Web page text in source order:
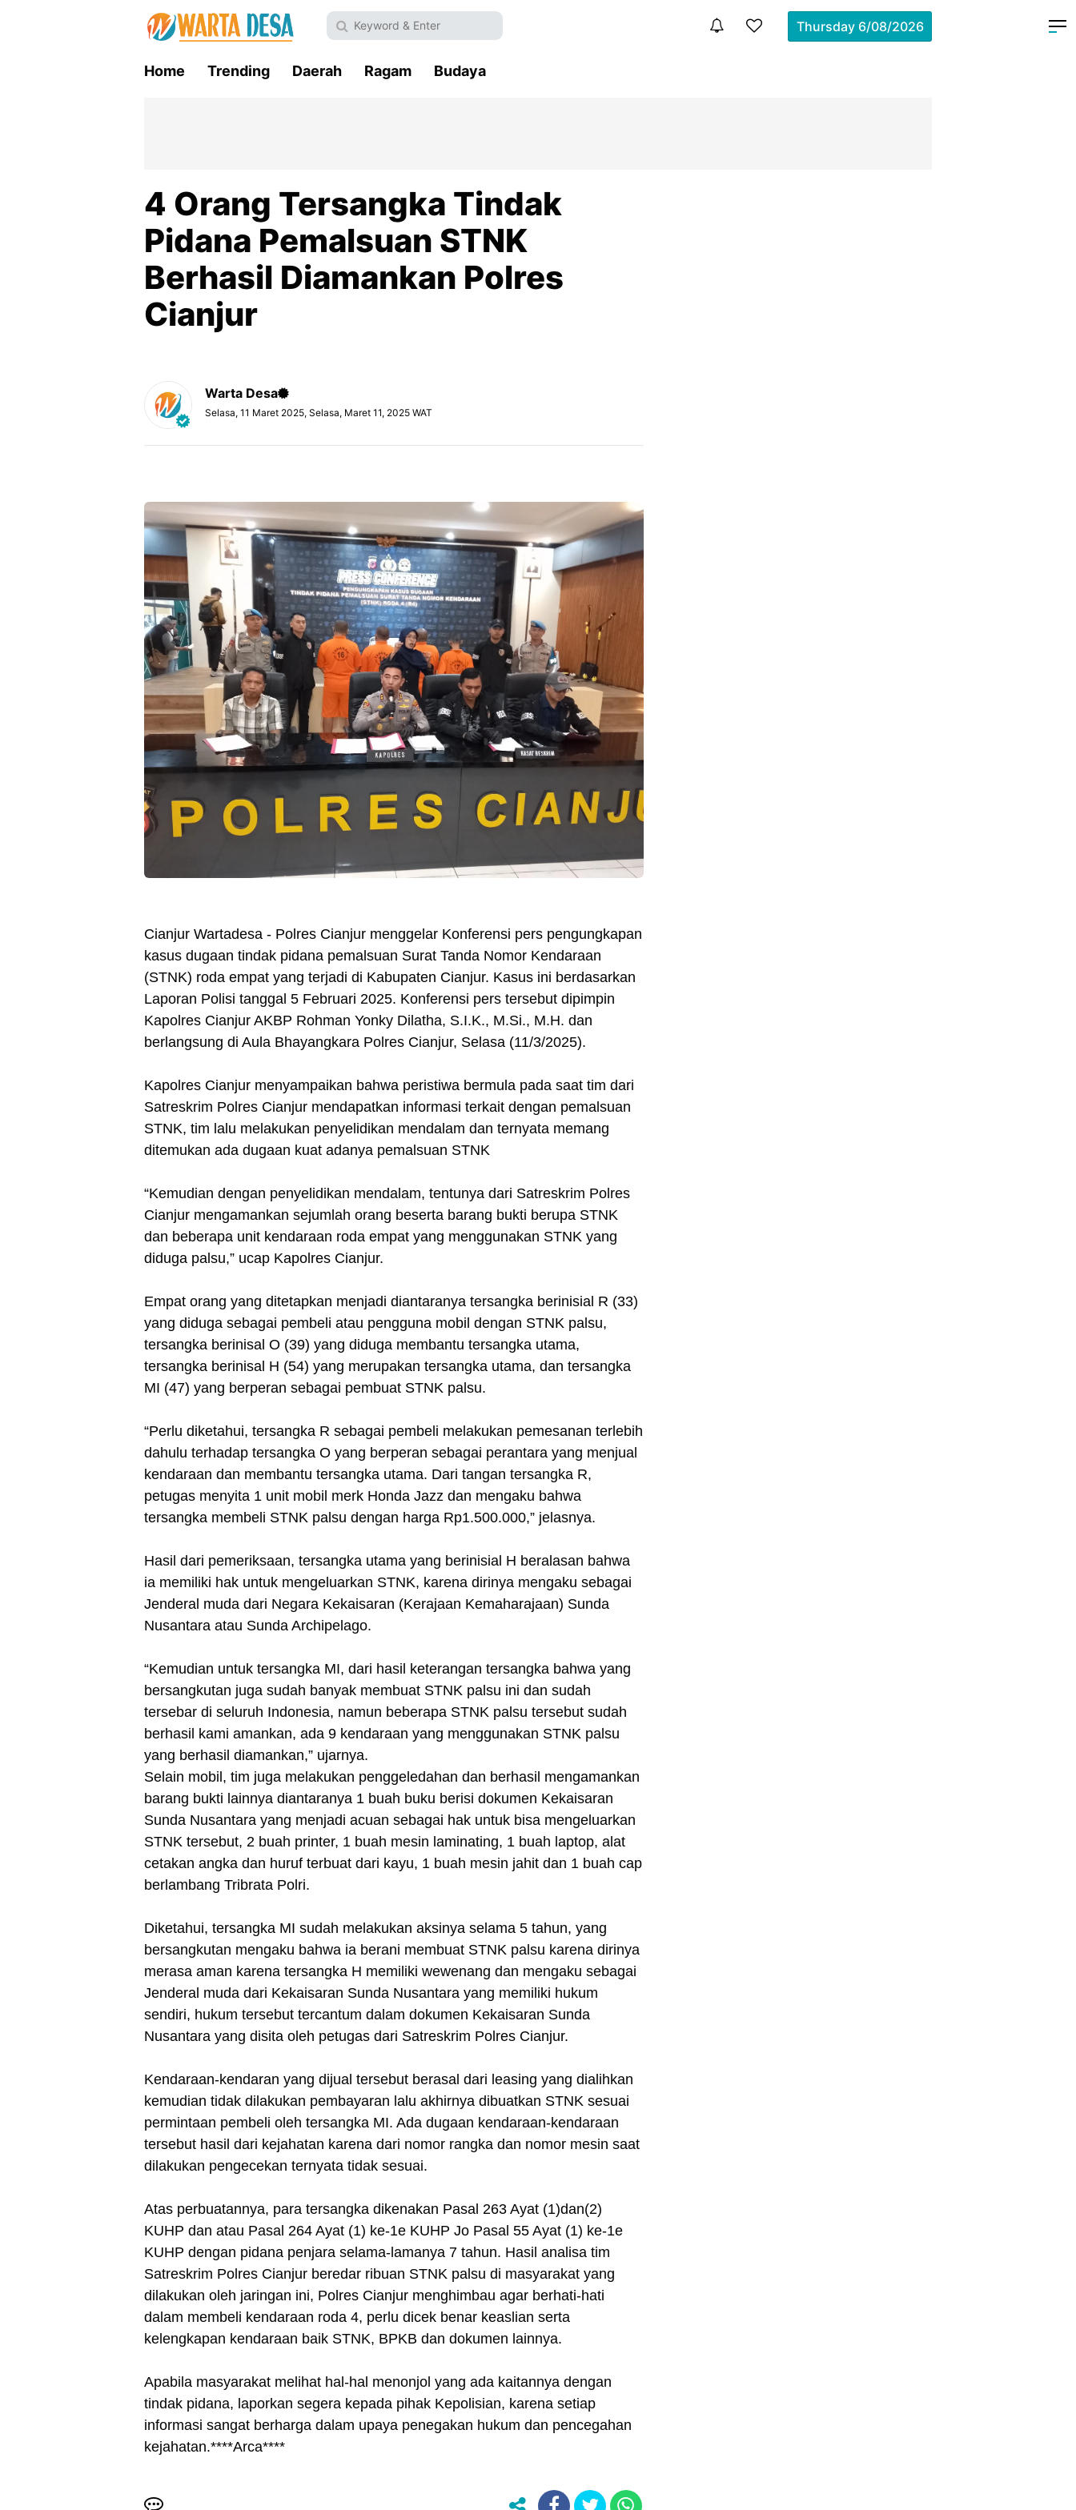
Thursday 6/08/2026
Home Trending Daerah Ragam Budaya
4 Orang Tersangka Tindak
Pidana Pemalsuan STNK
Berhasil Diamankan Polres
Cianjur
Warta Desa
Selasa, 11 Maret 2025, Selasa, Maret 11, 2025 WAT
Cianjur Wartadesa - Polres Cianjur menggelar Konferensi pers pengungkapan
kasus dugaan tindak pidana pemalsuan Surat Tanda Nomor Kendaraan
(STNK) roda empat yang terjadi di Kabupaten Cianjur. Kasus ini berdasarkan
Laporan Polisi tanggal 5 Februari 2025. Konferensi pers tersebut dipimpin
Kapolres Cianjur AKBP Rohman Yonky Dilatha, S.I.K., M.Si., M.H. dan
berlangsung di Aula Bhayangkara Polres Cianjur, Selasa (11/3/2025).
Kapolres Cianjur menyampaikan bahwa peristiwa bermula pada saat tim dari
Satreskrim Polres Cianjur mendapatkan informasi terkait dengan pemalsuan
STNK, tim lalu melakukan penyelidikan mendalam dan ternyata memang
ditemukan ada dugaan kuat adanya pemalsuan STNK
“Kemudian dengan penyelidikan mendalam, tentunya dari Satreskrim Polres
Cianjur mengamankan sejumlah orang beserta barang bukti berupa STNK
dan beberapa unit kendaraan roda empat yang menggunakan STNK yang
diduga palsu,” ucap Kapolres Cianjur.
Empat orang yang ditetapkan menjadi diantaranya tersangka berinisial R (33)
yang diduga sebagai pembeli atau pengguna mobil dengan STNK palsu,
tersangka berinisal O (39) yang diduga membantu tersangka utama,
tersangka berinisal H (54) yang merupakan tersangka utama, dan tersangka
MI (47) yang berperan sebagai pembuat STNK palsu.
“Perlu diketahui, tersangka R sebagai pembeli melakukan pemesanan terlebih
dahulu terhadap tersangka O yang berperan sebagai perantara yang menjual
kendaraan dan membantu tersangka utama. Dari tangan tersangka R,
petugas menyita 1 unit mobil merk Honda Jazz dan mengaku bahwa
tersangka membeli STNK palsu dengan harga Rp1.500.000,” jelasnya.
Hasil dari pemeriksaan, tersangka utama yang berinisial H beralasan bahwa
ia memiliki hak untuk mengeluarkan STNK, karena dirinya mengaku sebagai
Jenderal muda dari Negara Kekaisaran (Kerajaan Kemaharajaan) Sunda
Nusantara atau Sunda Archipelago.
“Kemudian untuk tersangka MI, dari hasil keterangan tersangka bahwa yang
bersangkutan juga sudah banyak membuat STNK palsu ini dan sudah
tersebar di seluruh Indonesia, namun beberapa STNK palsu tersebut sudah
berhasil kami amankan, ada 9 kendaraan yang menggunakan STNK palsu
yang berhasil diamankan,” ujarnya.
Selain mobil, tim juga melakukan penggeledahan dan berhasil mengamankan
barang bukti lainnya diantaranya 1 buah buku berisi dokumen Kekaisaran
Sunda Nusantara yang menjadi acuan sebagai hak untuk bisa mengeluarkan
STNK tersebut, 2 buah printer, 1 buah mesin laminating, 1 buah laptop, alat
cetakan angka dan huruf terbuat dari kayu, 1 buah mesin jahit dan 1 buah cap
berlambang Tribrata Polri.
Diketahui, tersangka MI sudah melakukan aksinya selama 5 tahun, yang
bersangkutan mengaku bahwa ia berani membuat STNK palsu karena dirinya
merasa aman karena tersangka H memiliki wewenang dan mengaku sebagai
Jenderal muda dari Kekaisaran Sunda Nusantara yang memiliki hukum
sendiri, hukum tersebut tercantum dalam dokumen Kekaisaran Sunda
Nusantara yang disita oleh petugas dari Satreskrim Polres Cianjur.
Kendaraan-kendaran yang dijual tersebut berasal dari leasing yang dialihkan
kemudian tidak dilakukan pembayaran lalu akhirnya dibuatkan STNK sesuai
permintaan pembeli oleh tersangka MI. Ada dugaan kendaraan-kendaraan
tersebut hasil dari kejahatan karena dari nomor rangka dan nomor mesin saat
dilakukan pengecekan ternyata tidak sesuai.
Atas perbuatannya, para tersangka dikenakan Pasal 263 Ayat (1)dan(2)
KUHP dan atau Pasal 264 Ayat (1) ke-1e KUHP Jo Pasal 55 Ayat (1) ke-1e
KUHP dengan pidana penjara selama-lamanya 7 tahun. Hasil analisa tim
Satreskrim Polres Cianjur beredar ribuan STNK palsu di masyarakat yang
dilakukan oleh jaringan ini, Polres Cianjur menghimbau agar berhati-hati
dalam membeli kendaraan roda 4, perlu dicek benar keaslian serta
kelengkapan kendaraan baik STNK, BPKB dan dokumen lainnya.
Apabila masyarakat melihat hal-hal menonjol yang ada kaitannya dengan
tindak pidana, laporkan segera kepada pihak Kepolisian, karena setiap
informasi sangat berharga dalam upaya penegakan hukum dan pencegahan
kejahatan.****Arca****